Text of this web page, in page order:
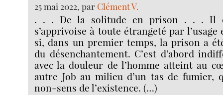
25 mai 2022, par Clément V.
. . . De la solitude en prison . . . Il
s’apprivoise à toute étrangeté par
si, dans un premier temps, la prison a
du désenchantement. C’est d’abord
avec la douleur de l’homme atteint au
autre Job au milieu d’un tas de fumier,
non-sens de l’existence. (…)